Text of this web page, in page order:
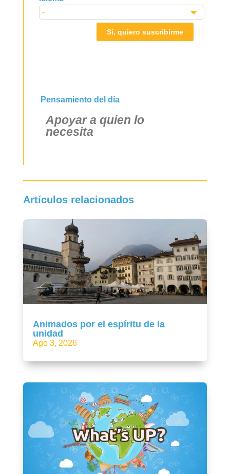
Sí, quiero suscribirme
Pensamiento del día
Apoyar a quien lo
necesita
Artículos relacionados
Animados por el espíritu de la
unidad
Ago 3, 2026